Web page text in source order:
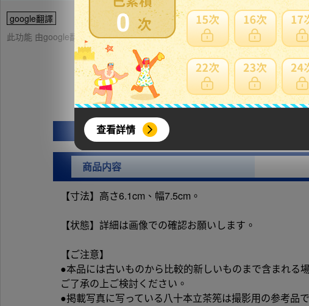
0
查看詳情
google翻譯
此功能 由google翻譯提供參考，樂淘不保證翻譯內容之正確性，詳細問題說明請
商品内容
【寸法】高さ6.1cm、幅7.5cm。
【状態】詳細は画像での確認お願いします。
【ご注意】
●本品には古いものから比較的新しいものまで含まれる
ご了承の上ご検討ください。
●掲載写真に写っている八十本立茶筅は撮影用の参考品